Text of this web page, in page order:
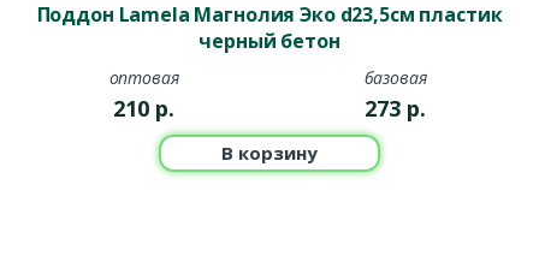
Поддон Lamela Магнолия Эко d23,5см пластик
черный бетон
оптовая
210 р.
базовая
273 р.
В корзину